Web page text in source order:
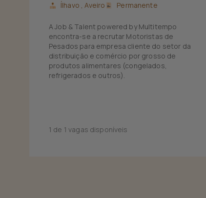
Ílhavo ,Aveiro Permanente
A Job & Talent powered by Multitempo
encontra-se a recrutar Motoristas de
Pesados para empresa cliente do setor da
distribuição e comércio por grosso de
produtos alimentares (congelados,
refrigerados e outros).
1 de 1 vagas disponíveis